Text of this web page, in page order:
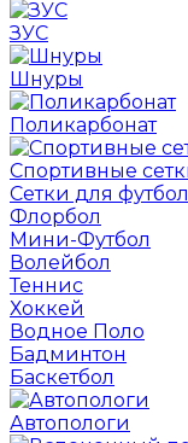
ЗУС
Шнуры
Поликарбонат
Спортивные
Сетки для
Флорбол
Мини-Футбол
Волейбол
Теннис
Хоккей
Водное Поло
Бадминтон
Баскетбол
Автопологи